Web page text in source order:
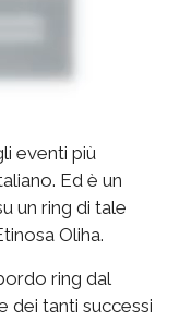
eventi più
Ed è un
un ring di tale
Oliha.
ring dal
dei tanti successi